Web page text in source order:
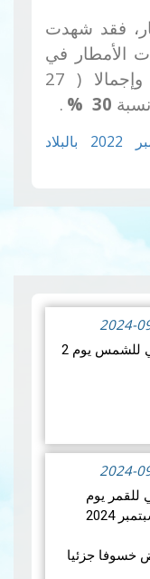
فقد شهدت
الأمطار في
شهر سبتمبر بصفة متفاوتة وإجمالا ( 27
30
%
.
الملخص المناخي لشهر سبتمبر 2022 بالبلاد
2024-
كسوف حلقي للشمس يوم 2
حلقي الشمس يوم 2 أكتوبر
الكسوف جزئي
حلقي من
قراءة المزيد
2024-
يوم
خسوفا جزئيا